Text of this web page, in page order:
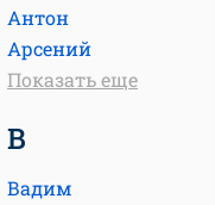
Антон
Арсений
Показать еще
В
Вадим